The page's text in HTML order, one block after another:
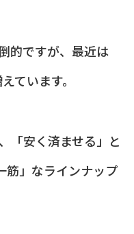
的ですが、最近は
ています。
「安く済ませる」と
筋」なラインナップ